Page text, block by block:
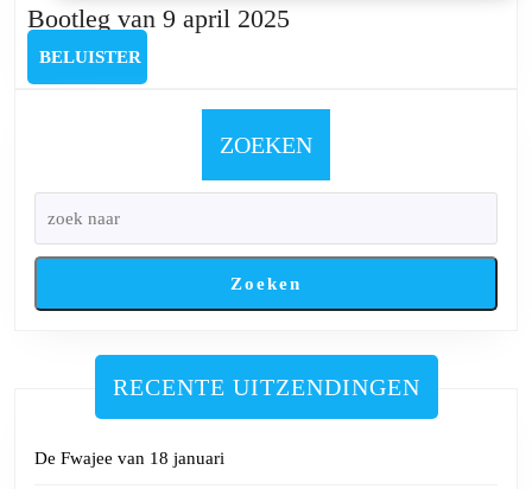
Bootleg van 9 april 2025Bootleg
april
2025
BELUISTER
ZOEKEN
Zoeken
RECENTE UITZENDINGEN
De Fwajee van 18 januari